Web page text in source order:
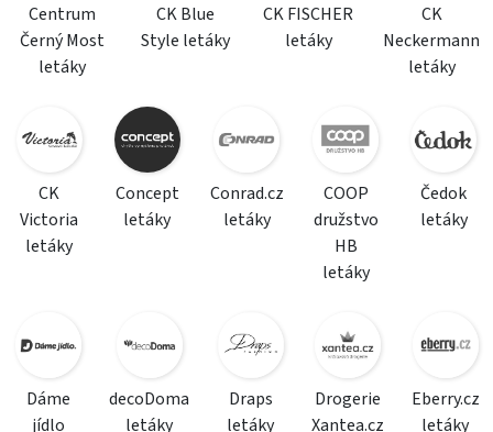
Centrum
Černý Most
letáky
CK Blue
Style letáky
CK FISCHER
letáky
CK
Neckermann
letáky
CK
Victoria
letáky
Concept
letáky
Conrad.cz
letáky
COOP
družstvo
HB
letáky
Čedok
letáky
Dáme
jídlo
decoDoma
letáky
Draps
letáky
Drogerie
Xantea.cz
Eberry.cz
letáky